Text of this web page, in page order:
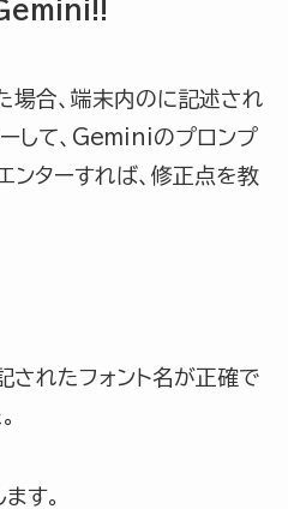
場合、端末内のに記述され
して、Geminiのプロンプ
ンターすれば、修正点を教
されたフォント名が正確で
す。